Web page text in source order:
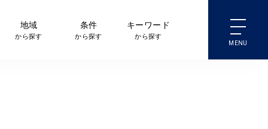
地域
から探す
条件
から探す
キーワード
から探す